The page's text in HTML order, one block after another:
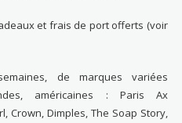
et frais de port offerts (voir
de marques variées
américaines : Paris Ax
Crown, Dimples, The Soap Story,